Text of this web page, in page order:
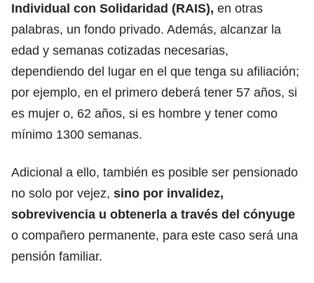
Individual con Solidaridad (RAIS), en otras
palabras, un fondo privado. Además, alcanzar la
edad y semanas cotizadas necesarias,
dependiendo del lugar en el que tenga su afiliación;
por ejemplo, en el primero deberá tener 57 años, si
es mujer o, 62 años, si es hombre y tener como
mínimo 1300 semanas.
Adicional a ello, también es posible ser pensionado
no solo por vejez, sino por invalidez,
sobrevivencia u obtenerla a través del cónyuge
o compañero permanente, para este caso será una
pensión familiar.